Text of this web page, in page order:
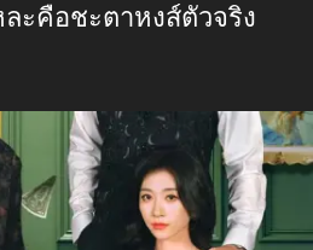
ะคือชะตาหงส์ตัวจริง